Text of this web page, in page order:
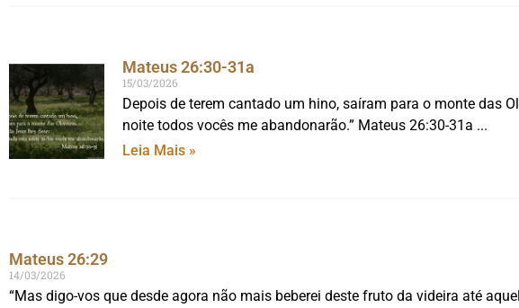
Mateus 26:30-31a
15/03/2026
Depois de terem cantado um hino, saíram para o monte das
noite todos vocês me abandonarão.” Mateus 26:30-31a
Leia Mais »
Mateus 26:29
14/03/2026
“Mas digo-vos que desde agora não mais beberei deste fruto da videira até